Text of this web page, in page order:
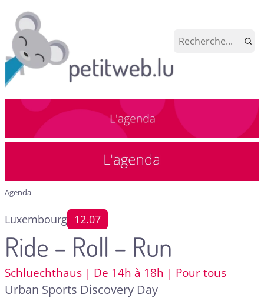
Agenda
Luxembourg 12.07
Ride – Roll – Run
Schluechthaus | De 14h à 18h | Pour tous
Urban Sports Discovery Day